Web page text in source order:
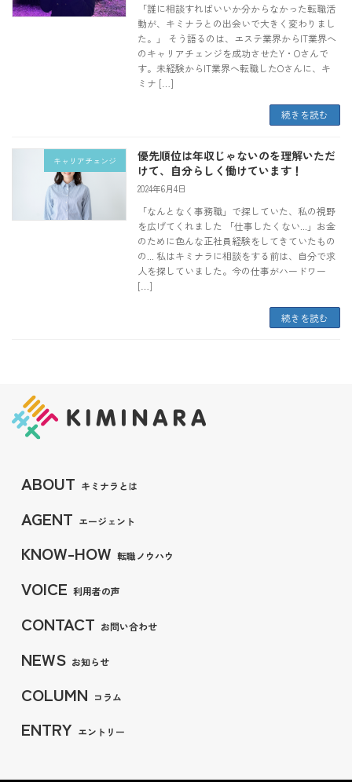
「誰に相談すればいいか分からなかった転職活
動が、キミナラとの出会いで大きく変わりまし
た。」 そう語るのは、エステ業界からIT業界へ
のキャリアチェンジを成功させたY・Oさんで
す。未経験からIT業界へ転職したOさんに、キ
ミナ […]
続きを読む
キャリアチェンジ
優先順位は年収じゃないのを理解いただ
けて、自分らしく働けています！
2024年6月4日
「なんとなく事務職」で探していた、私の視野
を広げてくれました 「仕事したくない...」お金
のために色んな正社員経験をしてきていたもの
の... 私はキミナラに相談をする前は、自分で求
人を探していました。今の仕事がハードワー
[…]
続きを読む
ABOUT キミナラとは
AGENT エージェント
KNOW-HOW 転職ノウハウ
VOICE 利用者の声
CONTACT お問い合わせ
NEWS お知らせ
COLUMN コラム
ENTRY エントリー